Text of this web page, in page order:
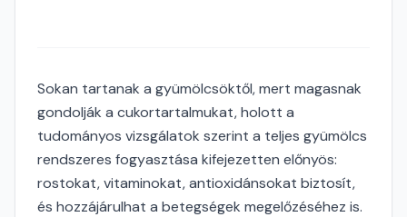
Sokan tartanak a gyümölcsöktől, mert magasnak
gondolják a cukortartalmukat, holott a
tudományos vizsgálatok szerint a teljes gyümölcs
rendszeres fogyasztása kifejezetten előnyös:
rostokat, vitaminokat, antioxidánsokat biztosít,
és hozzájárulhat a betegségek megelőzéséhez is.